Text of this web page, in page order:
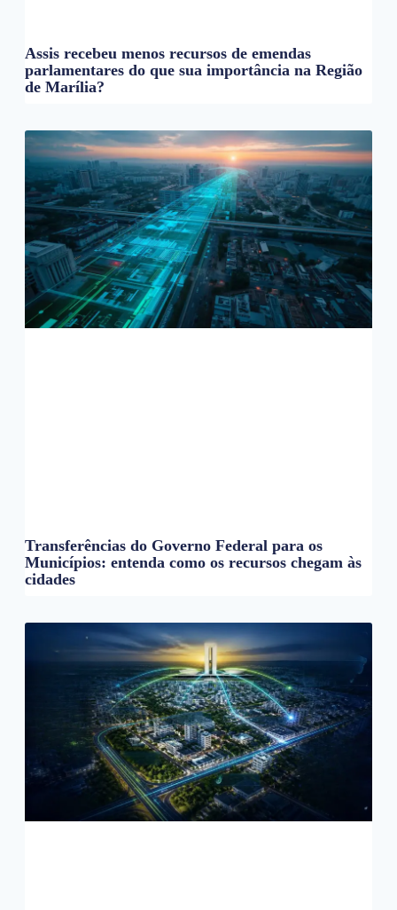
Assis recebeu menos recursos de emendas
parlamentares do que sua importância na Região
de Marília?
Transferências do Governo Federal para os
Municípios: entenda como os recursos chegam às
cidades